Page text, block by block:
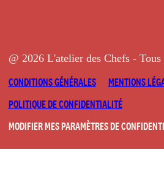
@ 2026 L'atelier des Chefs - Tous
CONDITIONS GÉNÉRALES
MENTIONS
POLITIQUE DE CONFIDENTIALITÉ
MODIFIER MES PARAMÈTRES DE